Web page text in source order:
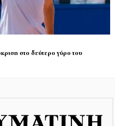
στο δεύτερο γύρο του